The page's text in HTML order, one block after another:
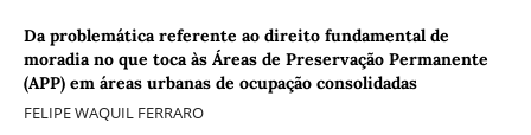
Da problemática referente ao direito fundamental de
moradia no que toca às Áreas de Preservação Permanente
(APP) em áreas urbanas de ocupação consolidadas
FELIPE WAQUIL FERRARO